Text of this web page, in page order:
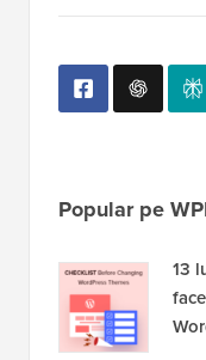
Popular pe
13